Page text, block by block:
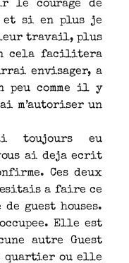
le courage de
et si en plus je
travail, plus
cela facilitera
envisager, a
peu comme il y
m’autoriser un
toujours eu
ai deja ecrit
Ces deux
a faire ce
guest houses.
Elle est
autre Guest
quartier ou elle